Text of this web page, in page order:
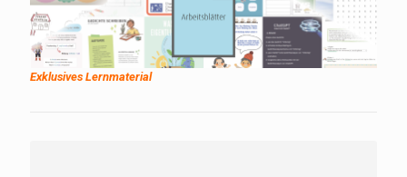
Exklusives Lernmaterial